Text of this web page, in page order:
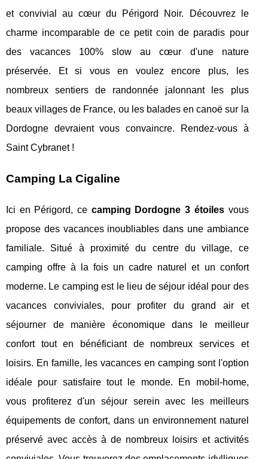
et convivial au cœur du Périgord Noir. Découvrez le
charme incomparable de ce petit coin de paradis pour
des vacances 100% slow au cœur d'une nature
préservée. Et si vous en voulez encore plus, les
nombreux sentiers de randonnée jalonnant les plus
beaux villages de France, ou les balades en canoë sur la
Dordogne devraient vous convaincre. Rendez-vous à
Saint Cybranet !
Camping La Cigaline
Ici en Périgord, ce camping Dordogne 3 étoilesvous
propose des vacances inoubliables dans une ambiance
familiale. Situé à proximité du centre du village, ce
camping offre à la fois un cadre naturel et un confort
moderne. Le camping est le lieu de séjour idéal pour des
vacances conviviales, pour profiter du grand air et
séjourner de manière économique dans le meilleur
confort tout en bénéficiant de nombreux services et
loisirs. En famille, les vacances en camping sont l'option
idéale pour satisfaire tout le monde. En mobil-home,
vous profiterez d'un séjour serein avec les meilleurs
équipements de confort, dans un environnement naturel
préservé avec accès à de nombreux loisirs et activités